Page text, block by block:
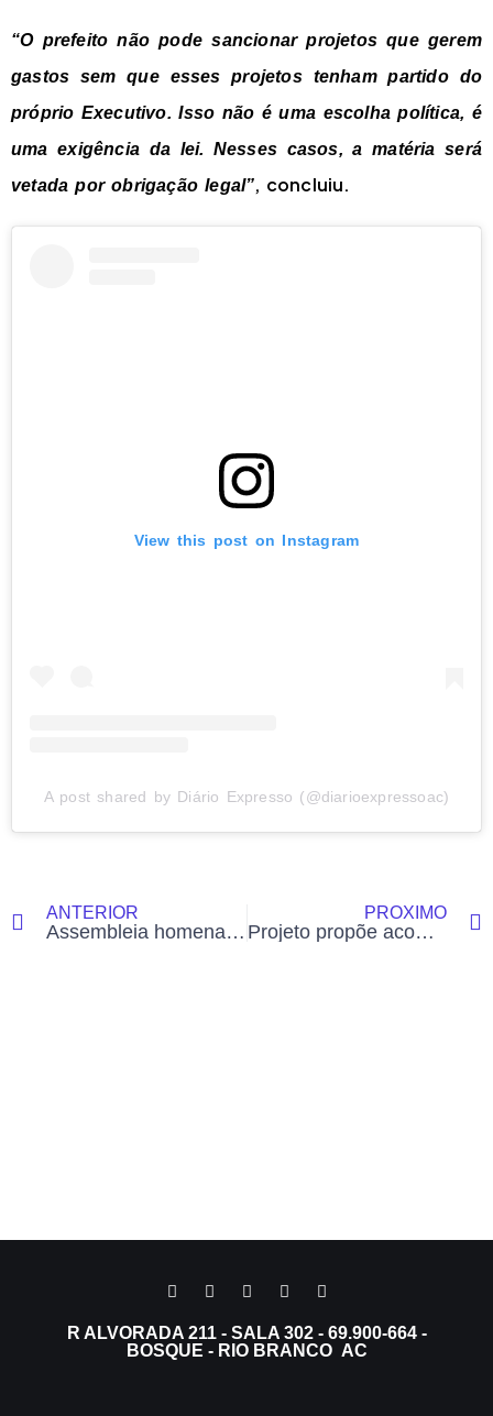
“O prefeito não pode sancionar projetos que gerem
gastos sem que esses projetos tenham partido do
próprio Executivo. Isso não é uma escolha política, é
uma exigência da lei. Nesses casos, a matéria será
vetada por obrigação legal”, concluiu.
View this post on Instagram
A post shared by Diário Expresso (@diarioexpressoac)
ANTERIOR
Assembleia homenageia 70 personalidades nos 50 anos da ExpoAcre, incluindo criador da Cavalgada
PRÓXIMO
Projeto propõe acompanhamento contínuo da saúde de alunos em escolas públicas de Rio Branco
R ALVORADA 211 - SALA 302 - 69.900-664 -
BOSQUE - RIO BRANCO AC